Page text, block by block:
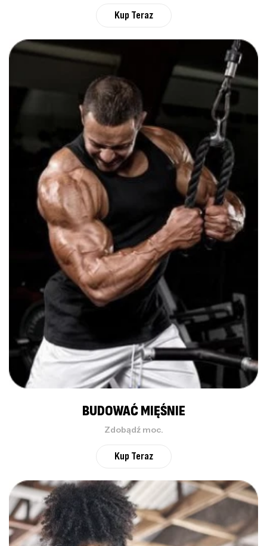
Kup Teraz
BUDOWAĆ MIĘŚNIE
Zdobądź moc.
Kup Teraz